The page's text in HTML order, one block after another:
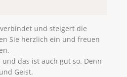
und steigert die
Sie herzlich ein und freuen
und das ist auch gut so. Denn
Geist.